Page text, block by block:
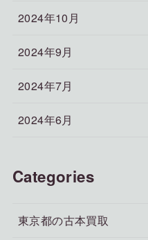
2024年10月
2024年9月
2024年7月
2024年6月
Categories
東京都の古本買取